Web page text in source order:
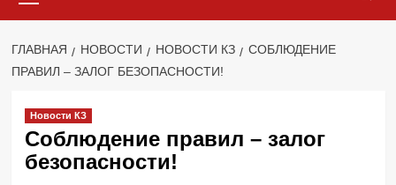
ГЛАВНАЯ НОВОСТИ НОВОСТИ КЗ
СОБЛЮДЕНИЕ
ПРАВИЛ – ЗАЛОГ БЕЗОПАСНОСТИ!
Новости КЗ
Соблюдение правил – залог
безопасности!